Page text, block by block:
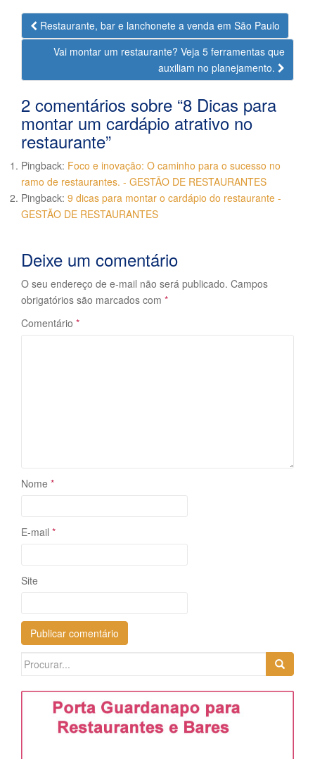
Navegação
da
Postagem
Restaurante, bar e lanchonete a venda em São Paulo
Vai montar um restaurante? Veja 5 ferramentas que
auxiliam no planejamento.
2 comentários sobre “8 Dicas para
montar um cardápio atrativo no
restaurante”
Pingback: Foco e inovação: O caminho para o sucesso no
ramo de restaurantes. - GESTÃO DE RESTAURANTES
Pingback: 9 dicas para montar o cardápio do restaurante -
GESTÃO DE RESTAURANTES
Deixe um comentário
O seu endereço de e-mail não será publicado. Campos
obrigatórios são marcados com *
Comentário *
Nome *
E-mail *
Site
Search